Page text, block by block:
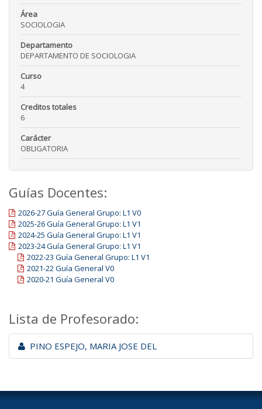
Área
SOCIOLOGIA
Departamento
DEPARTAMENTO DE SOCIOLOGIA
Curso
4
Creditos totales
6
Carácter
OBLIGATORIA
Guías Docentes:
2026-27 Guía General Grupo: L1 V0
2025-26 Guía General Grupo: L1 V1
2024-25 Guía General Grupo: L1 V1
2023-24 Guía General Grupo: L1 V1
2022-23 Guía General Grupo: L1 V1
2021-22 Guía General V0
2020-21 Guía General V0
Lista de Profesorado:
PINO ESPEJO, MARIA JOSE DEL